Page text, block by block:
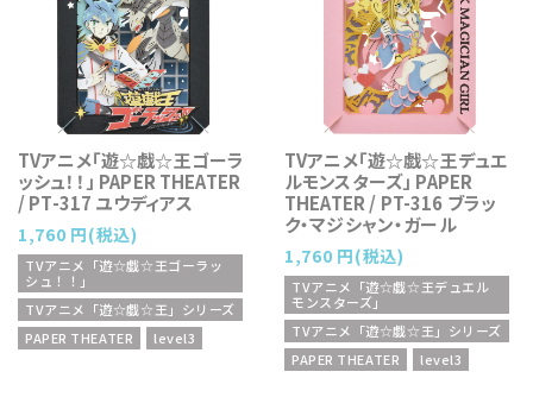
TVアニメ「遊☆戯☆王ゴーラ
ッシュ！！」 PAPER THEATER
/ PT-317 ユウディアス
1,760 円(税込)
TVアニメ「遊☆戯☆王ゴーラッ
シュ！！」
TVアニメ「遊☆戯☆王」シリーズ
PAPER THEATER
level3
TVアニメ「遊☆戯☆王デュエ
ルモンスターズ」 PAPER
THEATER / PT-316 ブラッ
ク・マジシャン・ガール
1,760 円(税込)
TVアニメ「遊☆戯☆王デュエル
モンスターズ」
TVアニメ「遊☆戯☆王」シリーズ
PAPER THEATER
level3